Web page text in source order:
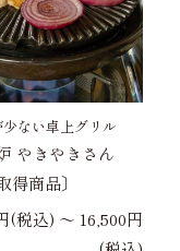
ない卓上グリル
やきやきさん
得商品〕
(税込) 〜 16,500円